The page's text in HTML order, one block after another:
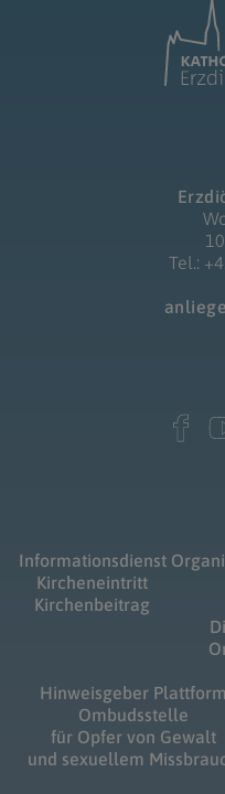
Tel.:
Informationsdienst
Kircheneintritt
Kirchenbeitrag
Hinweisgeber Plattform
Ombudsstelle
für Opfer von Gewalt
und sexuellem